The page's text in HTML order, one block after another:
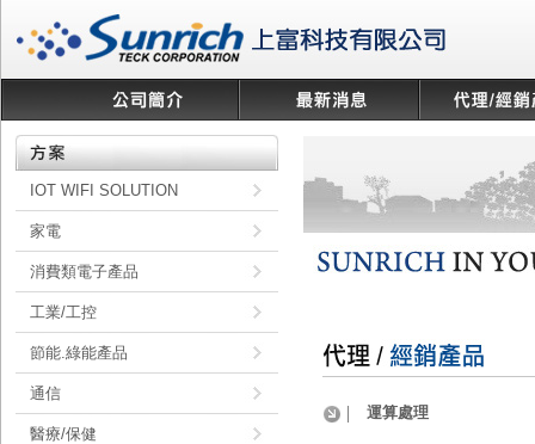
IOT WIFI SOLUTION
家電
消費類電子產品
工業/工控
節能.綠能產品
通信
醫療/保健
運算處理